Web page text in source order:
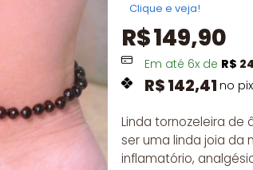
Clique e veja!
R$149,90
Em até 6x de R$
R$142,41 no
Linda tornozeleira de
ser uma linda joia
inflamatório,